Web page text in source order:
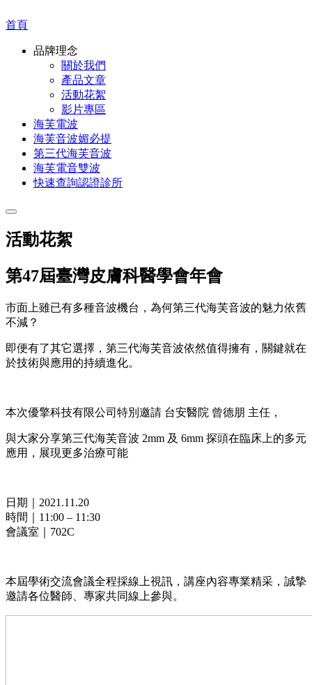
首頁
品牌理念
關於我們
產品文章
活動花絮
影片專區
海芙電波
海芙音波媚必提
第三代海芙音波
海芙電音雙波
快速查詢認證診所
活動花絮
第47屆臺灣皮膚科醫學會年會
市面上雖已有多種音波機台，為何第三代海芙音波的魅力依舊
不減？
即便有了其它選擇，第三代海芙音波依然值得擁有，關鍵就在
於技術與應用的持續進化。
本次優擎科技有限公司特別邀請 台安醫院 曾德朋 主任，
與大家分享第三代海芙音波 2mm 及 6mm 探頭在臨床上的多元
應用，展現更多治療可能
日期｜2021.11.20
時間｜11:00 – 11:30
會議室｜702C
本屆學術交流會議全程採線上視訊，講座內容專業精采，誠摯
邀請各位醫師、專家共同線上參與。